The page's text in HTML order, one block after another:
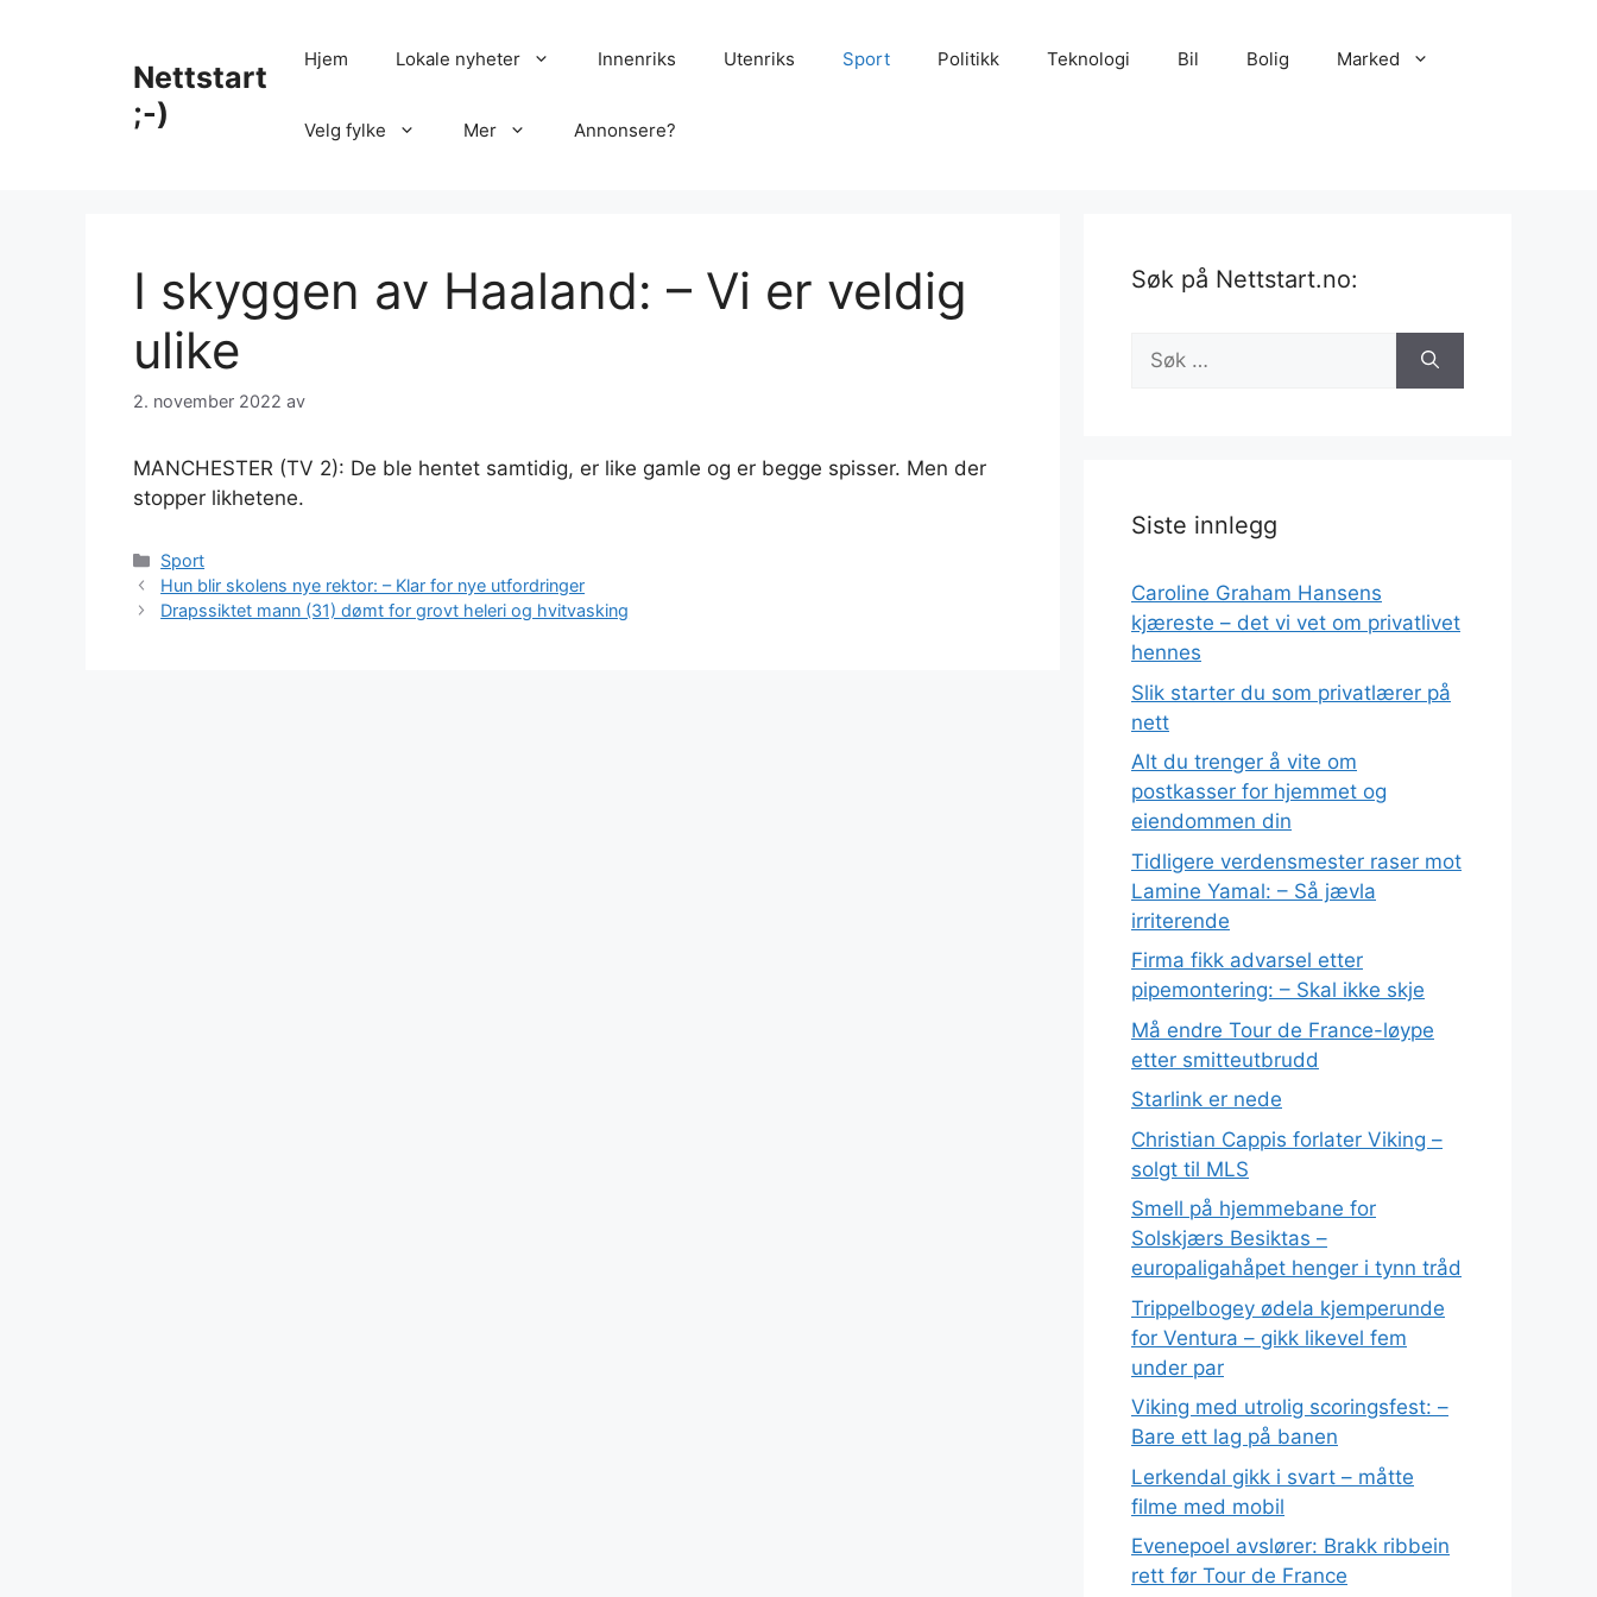
Nettstart
;-)
Hjem Lokale nyheter Innenriks Utenriks Sport Politikk Teknologi Bil Bolig Marked
Velg fylke Mer Annonsere?
I skyggen av Haaland: – Vi er veldig
ulike
2. november 2022 av
MANCHESTER (TV 2): De ble hentet samtidig, er like gamle og er begge spisser. Men der
stopper likhetene.
Kategorier
Sport
Hun blir skolens nye rektor: – Klar for nye utfordringer
Drapssiktet mann (31) dømt for grovt heleri og hvitvasking
Søk på Nettstart.no:
Søk
etter:
Siste innlegg
Caroline Graham Hansens
kjæreste – det vi vet om privatlivet
hennes
Slik starter du som privatlærer på
nett
Alt du trenger å vite om
postkasser for hjemmet og
eiendommen din
Tidligere verdensmester raser mot
Lamine Yamal: – Så jævla
irriterende
Firma fikk advarsel etter
pipemontering: – Skal ikke skje
Må endre Tour de France-løype
etter smitteutbrudd
Starlink er nede
Christian Cappis forlater Viking –
solgt til MLS
Smell på hjemmebane for
Solskjærs Besiktas –
europaligahåpet henger i tynn tråd
Trippelbogey ødela kjemperunde
for Ventura – gikk likevel fem
under par
Viking med utrolig scoringsfest: –
Bare ett lag på banen
Lerkendal gikk i svart – måtte
filme med mobil
Evenepoel avslører: Brakk ribbein
rett før Tour de France